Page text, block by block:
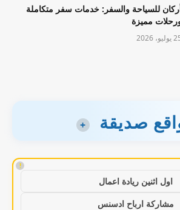
للسياحة والسفر: خدمات سفر متكاملة
مميزة
2026
صديقة +
!
اول اثنين ريادة اعمال
مشاركة ارباح ادسنس